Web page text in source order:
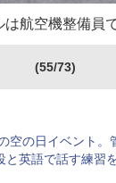
航空機整備員
(55/73)
空の日イベント。
と英語で話す練習